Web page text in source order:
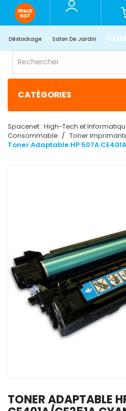
Déstockage Salon De Jardin
CATÉGORIES
Spacenet : High-Tech et
Consommable
Toner
Toner Adaptable HP 507A
TONER ADAPTABLE